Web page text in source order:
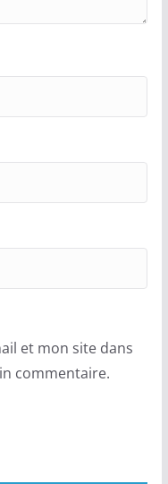
et mon site dans
commentaire.